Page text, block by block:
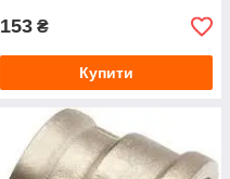
153 ₴
Купити